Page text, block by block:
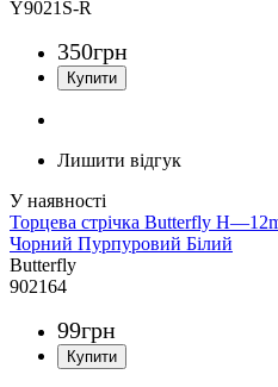
Y9021S-R
350грн
Лишити відгук
Торцева стрічка Butterfly
Чорний Пурпуровий Білий
Butterfly
902164
99грн